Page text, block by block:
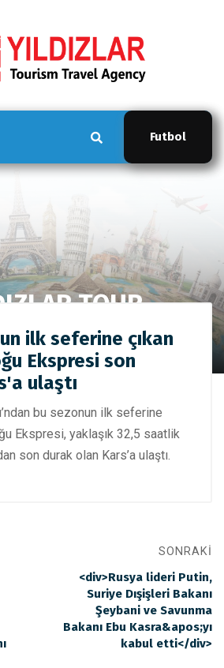
Futbol
TOUR
YILDIZLAR TOUR
çıkan Turistik Doğu Ekspresi son
durağı Kars'a ulaştı
ilk seferine çıkan
Ekspresi son
ulaştı
bu sezonun ilk seferine
Ekspresi, yaklaşık 32,5 saatlik
son durak olan Kars’a ulaştı.
SONRAKI
<div>Rusya lideri Putin,
Suriye Dışişleri Bakanı
Şeybani ve Savunma
Bakanı Ebu Kasra&apos;yı
kabul etti</div>